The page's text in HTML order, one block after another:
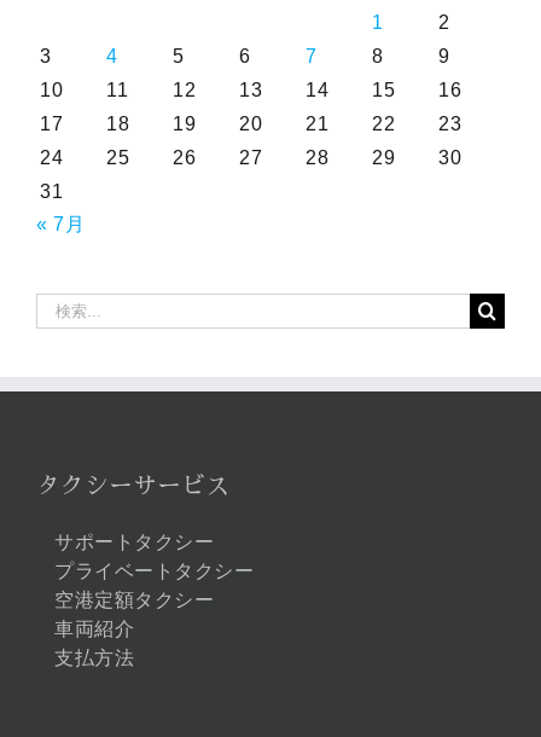
1
2
3
4 5 6 7 8
9
10
11 12 13 14 15
16
17
18 19 20 21 22
23
24
25 26 27 28 29
30
31
« 7月
索
タクシーサービス
サポートタクシー
プライベートタクシー
空港定額タクシー
車両紹介
支払方法